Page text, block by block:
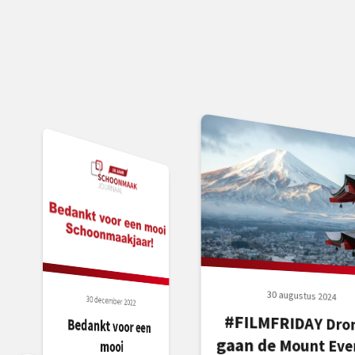
30 december 2022
Bedankt voor een
mooi
30 augustus 2024
#FILMFRIDAY
gaan de Mount